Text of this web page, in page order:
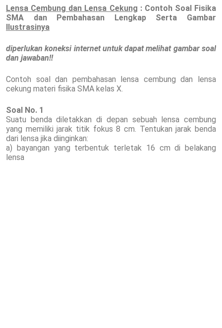
Lensa Cembung dan Lensa Cekung : Contoh Soal Fisika
SMA dan Pembahasan Lengkap Serta Gambar
Ilustrasinya
diperlukan koneksi internet untuk dapat melihat gambar soal
dan jawaban!!
Contoh soal dan pembahasan lensa cembung dan lensa
cekung materi fisika SMA kelas X.
Soal No. 1
Suatu benda diletakkan di depan sebuah lensa cembung
yang memiliki jarak titik fokus 8 cm. Tentukan jarak benda
dari lensa jika diinginkan:
a) bayangan yang terbentuk terletak 16 cm di belakang
lensa